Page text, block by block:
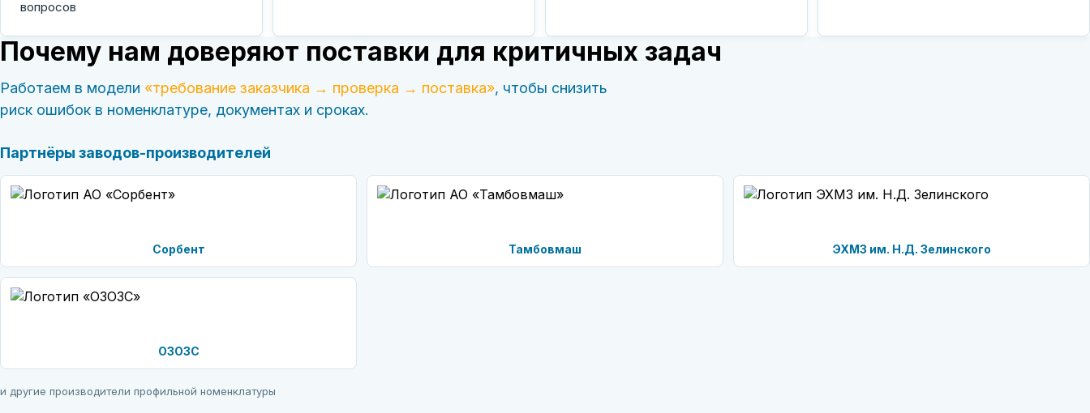
вопросов
Почему нам доверяют поставки для критичных задач
Работаем в модели «требование заказчика → проверка → поставка», чтобы снизить
риск ошибок в номенклатуре, документах и сроках.
Партнёры заводов-производителей
Сорбент Тамбовмаш ЭХМЗ им. Н.Д. Зелинского
ОЗОЗС
и другие производители профильной номенклатуры